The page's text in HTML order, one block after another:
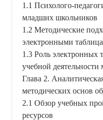
1.1 Психолого-
младших школьников
1.2 Методические
электронными
1.3 Роль электронных
учебной
Глава 2.
методических основ
2.1 Обзор учебных
ресурсов